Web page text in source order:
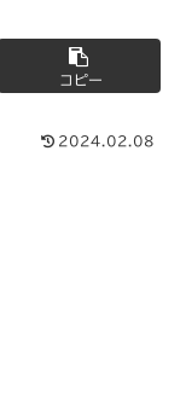
コピー
2024.02.08